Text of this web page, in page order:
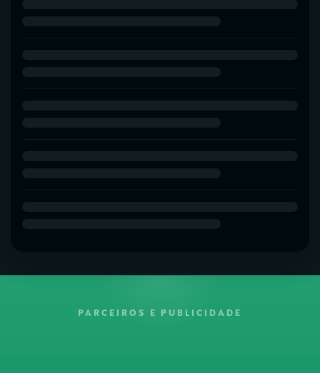
PARCEIROS E PUBLICIDADE